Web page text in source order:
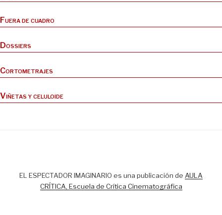
Fuera de cuadro
Dossiers
Cortometrajes
Viñetas y celuloide
EL ESPECTADOR IMAGINARIO es una publicación de AULA
CRÍTICA, Escuela de Crítica Cinematográfica